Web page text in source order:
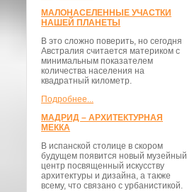
МАЛОНАСЕЛЕННЫЕ УЧАСТКИ
НАШЕЙ ПЛАНЕТЫ
В это сложно поверить, но сегодня
Австралия считается материком с
минимальным показателем
количества населения на
квадратный километр.
Подробнее...
МАДРИД – АРХИТЕКТУРНАЯ
МЕККА
В испанской столице в скором
будущем появится новый музейный
центр посвященный искусству
архитектуры и дизайна, а также
всему, что связано с урбанистикой.